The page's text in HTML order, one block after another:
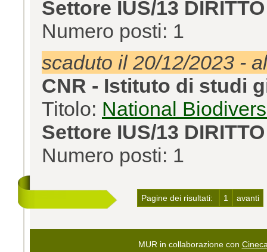
Settore IUS/13
Numero posti: 1
scaduto il 20/12/2023 -
CNR - Istituto di studi
Titolo: National
Settore IUS/13
Numero posti: 1
Pagine dei risultati: 1 avanti
MUR in collaborazione con